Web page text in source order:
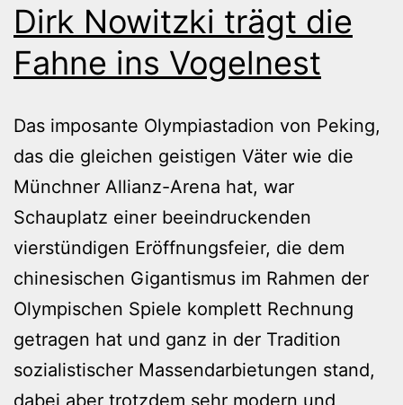
Dirk Nowitzki trägt die
Fahne ins Vogelnest
Das imposante Olympiastadion von Peking,
das die gleichen geistigen Väter wie die
Münchner Allianz-Arena hat, war
Schauplatz einer beeindruckenden
vierstündigen Eröffnungsfeier, die dem
chinesischen Gigantismus im Rahmen der
Olympischen Spiele komplett Rechnung
getragen hat und ganz in der Tradition
sozialistischer Massendarbietungen stand,
dabei aber trotzdem sehr modern und